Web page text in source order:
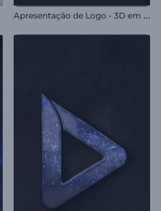
A
presentação de Logo - 3D em Relevo